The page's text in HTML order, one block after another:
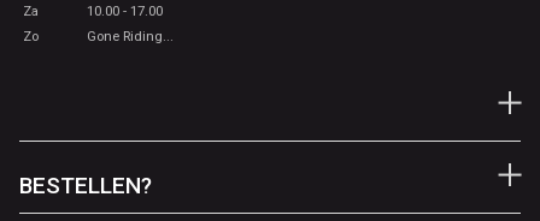
Za
10.00 - 17.00
Zo
Gone Riding...
BESTELLEN?